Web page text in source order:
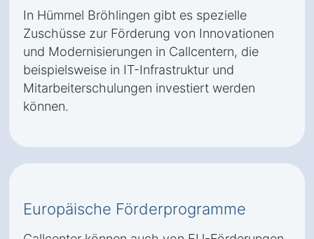
In Hümmel Bröhlingen gibt es spezielle
Zuschüsse zur Förderung von Innovationen
und Modernisierungen in Callcentern, die
beispielsweise in IT-Infrastruktur und
Mitarbeiterschulungen investiert werden
können.
Europäische Förderprogramme